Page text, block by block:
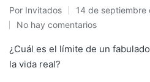
Publicado
por
Por Invitados 14 de septiembre
No hay comentarios
¿Cuál es el límite de un
la vida real?